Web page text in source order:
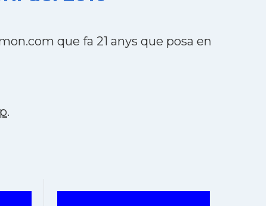
que fa 21 anys que posa en
.